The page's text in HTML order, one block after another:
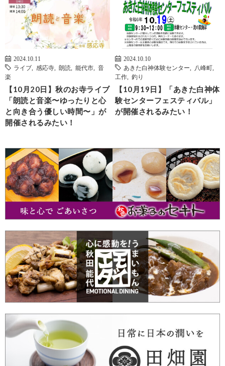
2024.10.11
ライブ
感応寺 朗読 能代市
音
楽
【10月20日】秋のお寺ライブ
「朗読と音楽〜ゆったりと心
と向き合う優しい時間〜」が
開催されるみたい！
2024.10.10
あきた白神体験センター
八峰町
工作
釣り
【10月19日】「あきた白神体
験センターフェスティバル」
が開催されるみたい！